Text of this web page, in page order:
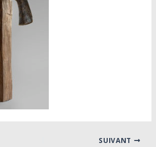
SUIVANT